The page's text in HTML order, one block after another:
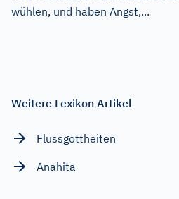
wühlen, und haben Angst,...
Weitere Lexikon Artikel
Flussgottheiten
Anahita